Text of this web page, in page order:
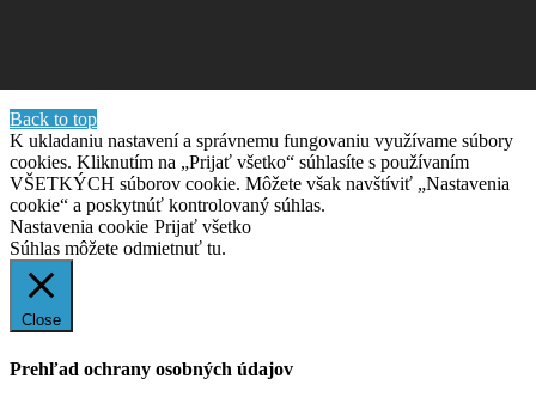
Back to top
K ukladaniu nastavení a správnemu fungovaniu využívame súbory
cookies. Kliknutím na „Prijať všetko“ súhlasíte s používaním
VŠETKÝCH súborov cookie. Môžete však navštíviť „Nastavenia
cookie“ a poskytnúť kontrolovaný súhlas.
Nastavenia cookie Prijať všetko
Súhlas môžete odmietnuť tu.
Close
Prehľad ochrany osobných údajov